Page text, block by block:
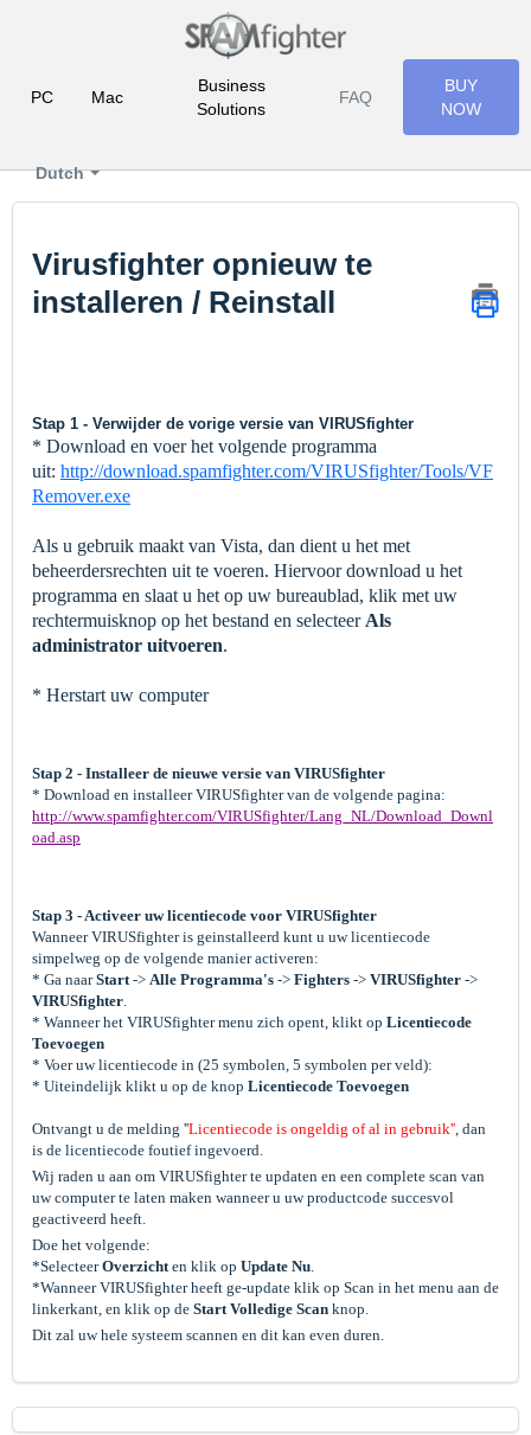
PC Mac
Business
Solutions
FAQ
BUY
NOW
Dutch
Virusfighter opnieuw te
installeren / Reinstall
Stap 1 - Verwijder de vorige versie van VIRUSfighter
* Download en voer het volgende programma
uit: http://download.spamfighter.com/VIRUSfighter/Tools/VF
Remover.exe
Als u gebruik maakt van Vista, dan dient u het met
beheerdersrechten uit te voeren. Hiervoor download u het
programma en slaat u het op uw bureaublad, klik met uw
rechtermuisknop op het bestand en selecteer Als
administrator uitvoeren.
* Herstart uw computer
Stap 2 - Installeer de nieuwe versie van VIRUSfighter
* Download en installeer VIRUSfighter van de volgende pagina:
http://www.spamfighter.com/VIRUSfighter/Lang_NL/Download_Downl
oad.asp
Stap 3 - Activeer uw licentiecode voor VIRUSfighter
Wanneer VIRUSfighter is geinstalleerd kunt u uw licentiecode
simpelweg op de volgende manier activeren:
* Ga naarStart-> Alle Programma's -> Fighters -> VIRUSfighter ->
VIRUSfighter.
* Wanneer het VIRUSfighter menu zich opent, klikt op Licentiecode
Toevoegen
* Voer uw licentiecode in (25 symbolen, 5 symbolen per veld):
* Uiteindelijk klikt u op de knop Licentiecode Toevoegen
Ontvangt u de melding ''Licentiecode is ongeldig of al in gebruik'', dan
is de licentiecode foutief ingevoerd.
Wij raden u aan om VIRUSfighter te updaten en een complete scan van
uw computer te laten maken wanneer u uw productcode succesvol
geactiveerd heeft.
Doe het volgende:
*SelecteerOverzichten klik op Update Nu.
*Wanneer VIRUSfighter heeft ge-update klik op Scan in het menu aan de
linkerkant, en klik op de Start Volledige Scan knop.
Dit zal uw hele systeem scannen en dit kan even duren.